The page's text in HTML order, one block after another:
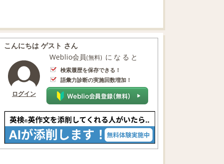
こんにちは ゲスト さん
ログイン
Weblio会員(無料) になると
検索履歴を保存できる！
語彙力診断の実施回数増加！